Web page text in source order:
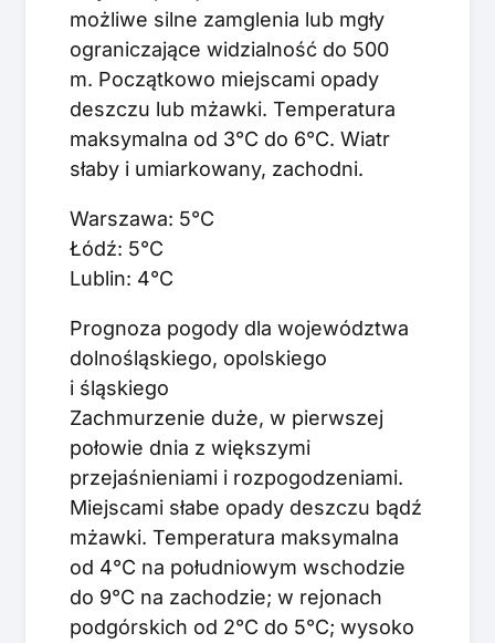
możliwe silne zamglenia lub mgły
ograniczające widzialność do 500
m. Początkowo miejscami opady
deszczu lub mżawki. Temperatura
maksymalna od 3°C do 6°C. Wiatr
słaby i umiarkowany, zachodni.
Warszawa: 5°C
Łódź: 5°C
Lublin: 4°C
Prognoza pogody dla województwa
dolnośląskiego, opolskiego
i śląskiego
Zachmurzenie duże, w pierwszej
połowie dnia z większymi
przejaśnieniami i rozpogodzeniami.
Miejscami słabe opady deszczu bądź
mżawki. Temperatura maksymalna
od 4°C na południowym wschodzie
do 9°C na zachodzie; w rejonach
podgórskich od 2°C do 5°C; wysoko